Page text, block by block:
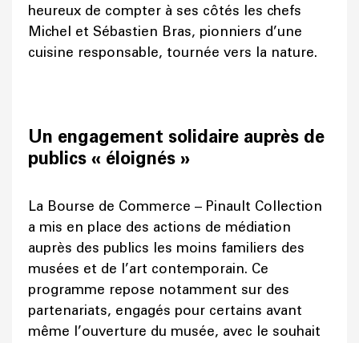
heureux de compter à ses côtés les chefs
Michel et Sébastien Bras, pionniers d’une
cuisine responsable, tournée vers la nature.
Un engagement solidaire auprès de
publics « éloignés »
La Bourse de Commerce – Pinault Collection
a mis en place des actions de médiation
auprès des publics les moins familiers des
musées et de l’art contemporain. Ce
programme repose notamment sur des
partenariats, engagés pour certains avant
même l’ouverture du musée, avec le souhait